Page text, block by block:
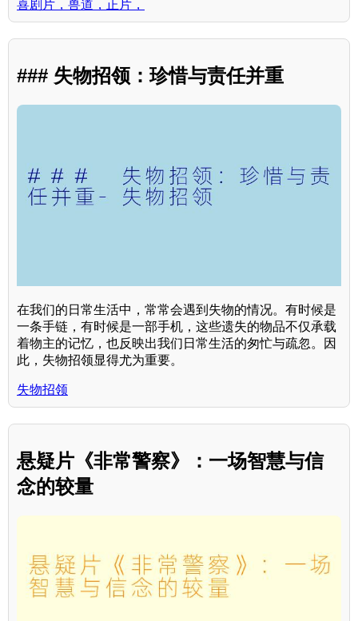
喜剧片，兽道，正片，
### 失物招领：珍惜与责任并重
在我们的日常生活中，常常会遇到失物的情况。有时候是
一条手链，有时候是一部手机，这些遗失的物品不仅承载
着物主的记忆，也反映出我们日常生活的匆忙与疏忽。因
此，失物招领显得尤为重要。
失物招领
悬疑片《非常警察》：一场智慧与信
念的较量